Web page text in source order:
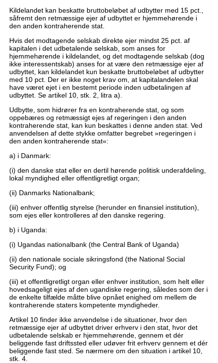
Kildelandet kan beskatte bruttobeløbet af udbytter med 15 pct.,
såfremt den retmæssige ejer af udbyttet er hjemmehørende i
den anden kontraherende stat.
Hvis det modtagende selskab direkte ejer mindst 25 pct. af
kapitalen i det udbetalende selskab, som anses for
hjemmehørende i kildelandet, og det modtagende selskab (dog
ikke interessentskab) anses for at være den retmæssige ejer af
udbyttet, kan kildelandet kun beskatte bruttobeløbet af udbytter
med 10 pct. Der er ikke noget krav om, at kapitalandelen skal
have været ejet i en bestemt periode inden udbetalingen af
udbyttet. Se artikel 10, stk. 2, litra a).
Udbytte, som hidrører fra en kontraherende stat, og som
oppebæres og retmæssigt ejes af regeringen i den anden
kontraherende stat, kan kun beskattes i denne anden stat. Ved
anvendelsen af dette stykke omfatter begrebet »regeringen i
den anden kontraherende stat«:
a) i Danmark:
(i) den danske stat eller en dertil hørende politisk underafdeling,
lokal myndighed eller offentligretligt organ;
(ii) Danmarks Nationalbank;
(iii) enhver offentlig styrelse (herunder en finansiel institution),
som ejes eller kontrolleres af den danske regering.
b) i Uganda:
(i) Ugandas nationalbank (the Central Bank of Uganda)
(ii) den nationale sociale sikringsfond (the National Social
Security Fund); og
(iii) et offentligretligt organ eller enhver institution, som helt eller
hovedsageligt ejes af den ugandiske regering, således som der i
de enkelte tilfælde måtte blive opnået enighed om mellem de
kontraherende staters kompetente myndigheder.
Artikel 10 finder ikke anvendelse i de situationer, hvor den
retmæssige ejer af udbyttet driver erhverv i den stat, hvor det
udbetalende selskab er hjemmehørende, gennem et dér
beliggende fast driftssted eller udøver frit erhverv gennem et dér
beliggende fast sted. Se nærmere om den situation i artikel 10,
stk. 4.